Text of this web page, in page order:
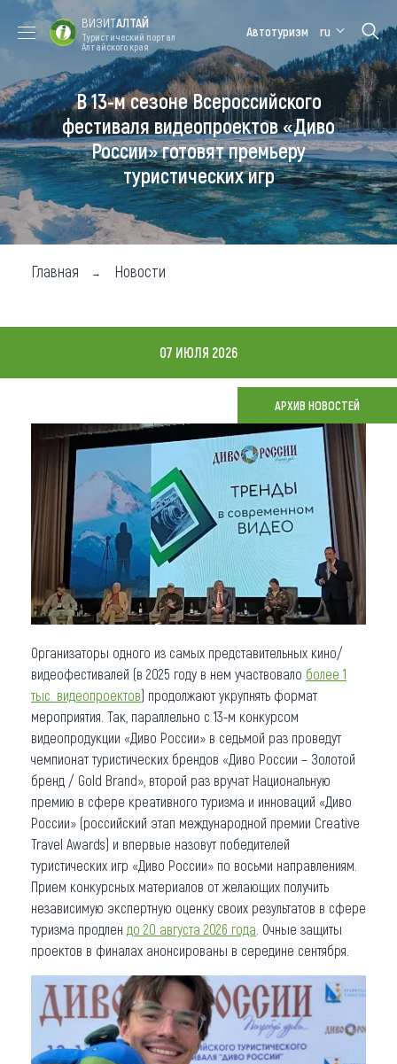
Форум VISIT
ALTAI
Цветение
маральника
Медицинский
форум
Алтайская
зимовка
Туры
Где побывать
Чем заняться
Где остановиться
Что привезти (сувениры)
О регионе
Коллекция впечатлений
Другие рубрики
ВИЗИТАЛТАЙ
Туристический портал
Алтайского края
Автотуризм ru
В 13-м сезоне Всероссийского
фестиваля видеопроектов «Диво
России» готовят премьеру
туристических игр
Главная Новости
07 ИЮЛЯ 2026
АРХИВ НОВОСТЕЙ
Организаторы одного из самых представительных кино/
видеофестивалей (в 2025 году в нем участвовало более 1
тыс. видеопроектов) продолжают укрупнять формат
мероприятия. Так, параллельно с 13-м конкурсом
видеопродукции «Диво России» в седьмой раз проведут
чемпионат туристических брендов «Диво России – Золотой
бренд / Gold Brand», второй раз вручат Национальную
премию в сфере креативного туризма и инноваций «Диво
России» (российский этап международной премии Creative
Travel Awards) и впервые назовут победителей
туристических игр «Диво России» по восьми направлениям.
Прием конкурсных материалов от желающих получить
независимую экспертную оценку своих результатов в сфере
туризма продлен до 20 августа 2026 года . Очные защиты
проектов в финалах анонсированы в середине сентября.